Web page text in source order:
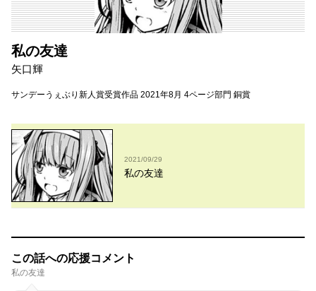
私の友達
矢口輝
サンデーうぇぶり新人賞受賞作品 2021年8月 4ページ部門 銅賞
2021/09/29
私の友達
この話への応援コメント
私の友達